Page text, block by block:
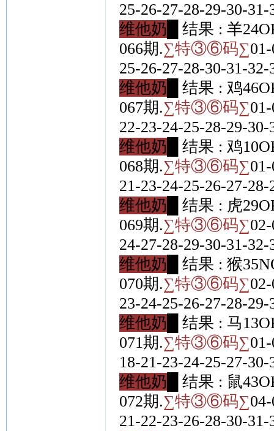
25-26-27-28-29-30-
维他奶█
结果 : 羊
066期.∑特③⑥码∑
25-26-27-28-30-31-
维他奶█
结果 : 鸡
067期.∑特③⑥码∑
22-23-24-25-28-29-
维他奶█
结果 : 鸡
068期.∑特③⑥码∑
21-23-24-25-26-27-
维他奶█
结果 : 虎
069期.∑特③⑥码∑
24-27-28-29-30-31-
维他奶█
结果 : 猴
070期.∑特③⑥码∑
23-24-25-26-27-28-
维他奶█
结果 : 马
071期.∑特③⑥码∑
18-21-23-24-25-27-
维他奶█
结果 : 鼠
072期.∑特③⑥码∑
21-22-23-26-28-30-